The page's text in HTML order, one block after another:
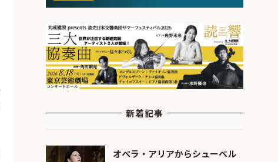
新着記事
オペラ・アリアからシューベル